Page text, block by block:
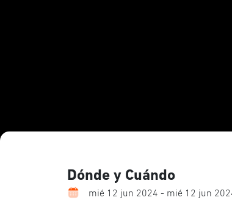
Dónde y Cuándo
mié 12 jun 2024 - mié 12 jun